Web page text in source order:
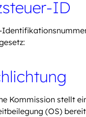
ID
Kommission stellt
(OS)